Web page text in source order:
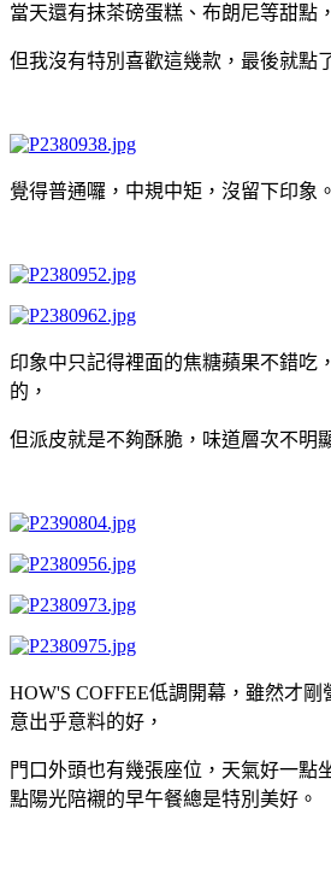
當天還有抹茶磅蛋糕、布朗尼等甜點，
但我沒有特別喜歡這幾款，最後就點
覺得普通囉，中規中矩，沒留下印象。
印象中只記得裡面的焦糖蘋果不錯吃
的，
但派皮就是不夠酥脆，味道層次不明
HOW'S COFFEE低調開幕，雖然才
意出乎意料的好，
門口外頭也有幾張座位，天氣好一點
點陽光陪襯的早午餐總是特別美好。